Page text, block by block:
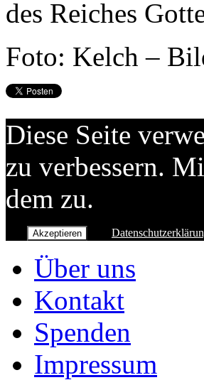
des Reiches
Foto: Kelch –
Diese Seite
zu verbessern.
dem zu.
Akzeptieren
Über uns
Kontakt
Spenden
Impressum